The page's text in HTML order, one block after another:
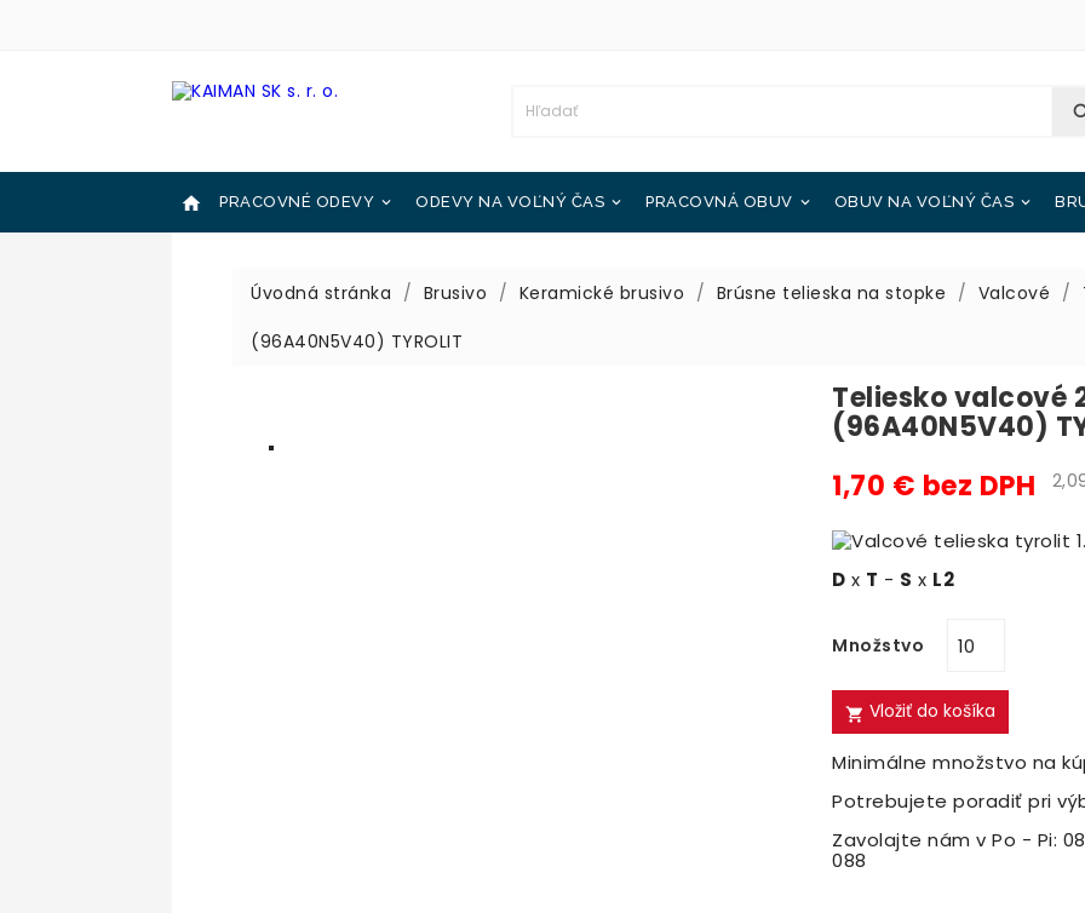
 
PRACOVNÉ ODEVY 
ODEVY NA VOĽNÝ ČAS 
PRACOVNÁ OBUV 
OBUV NA VOĽNÝ ČAS
Úvodná stránka Brusivo Keramické brusivo Brúsne telieska na stopke Valcové
(96A40N5V40) TYROLIT
Teliesko valcové
(96A40N5V40)
1,70 € bez DPH
D x T - S x L2
Množstvo
 Vložiť do košíka
Minimálne množstvo na
Potrebujete poradiť pri
Zavolajte nám v Po - Pi:
088